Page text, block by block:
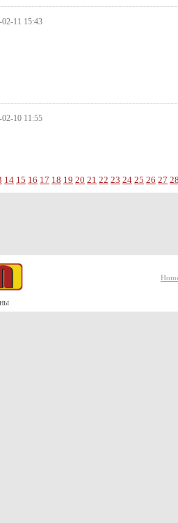
02-11 15:43
02-10 11:55
14 15 16 17 18 19 20 21 22 23 24 25 26 27